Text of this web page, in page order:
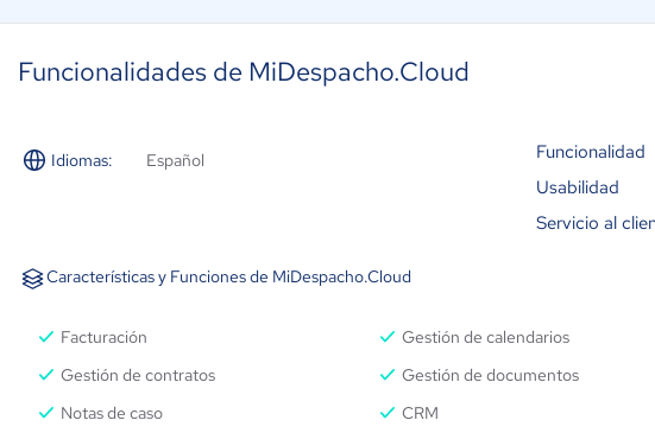
Funcionalidades de MiDespacho.Cloud
Idiomas: Español Funcionalidad
Usabilidad
Servicio al
Características y Funciones de MiDespacho.Cloud
Facturación Gestión de calendarios
Gestión de contratos
Gestión de documentos
Notas de caso
CRM